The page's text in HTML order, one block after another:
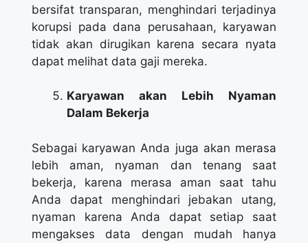
bersifat transparan, menghindari terjadinya
korupsi pada dana perusahaan, karyawan
tidak akan dirugikan karena secara nyata
dapat melihat data gaji mereka.
Karyawan akan Lebih Nyaman
Dalam Bekerja
Sebagai karyawan Anda juga akan merasa
lebih aman, nyaman dan tenang saat
bekerja, karena merasa aman saat tahu
Anda dapat menghindari jebakan utang,
nyaman karena Anda dapat setiap saat
mengakses data dengan mudah hanya